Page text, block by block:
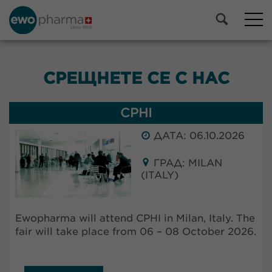
СРЕЩНЕТЕ СЕ С НАС
CPHI
ДАТА: 06.10.2026
ГРАД: MILAN
(ITALY)
Ewopharma will attend CPHI in Milan, Italy. The
fair will take place from 06 – 08 October 2026.